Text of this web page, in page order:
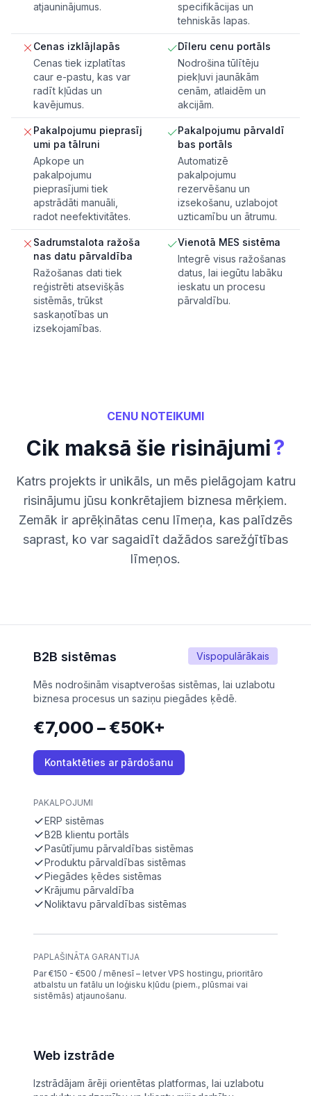
atjauninājumus.
specifikācijas un
tehniskās lapas.
Cenas izklājlapās
Cenas tiek izplatītas
caur e-pastu, kas var
radīt kļūdas un
kavējumus.
Dīleru cenu portāls
Nodrošina tūlītēju
piekļuvi jaunākām
cenām, atlaidēm un
akcijām.
Pakalpojumu pieprasīj
umi pa tālruni
Apkope un
pakalpojumu
pieprasījumi tiek
apstrādāti manuāli,
radot neefektivitātes.
Pakalpojumu pārvaldī
bas portāls
Automatizē
pakalpojumu
rezervēšanu un
izsekošanu, uzlabojot
uzticamību un ātrumu.
Sadrumstalota ražoša
nas datu pārvaldība
Ražošanas dati tiek
reģistrēti atsevišķās
sistēmās, trūkst
saskaņotības un
izsekojamības.
Vienotā MES sistēma
Integrē visus ražošanas
datus, lai iegūtu labāku
ieskatu un procesu
pārvaldību.
CENU NOTEIKUMI
Cik maksā šie risinājumi?
Katrs projekts ir unikāls, un mēs pielāgojam katru
risinājumu jūsu konkrētajiem biznesa mērķiem.
Zemāk ir aprēķinātas cenu līmeņa, kas palīdzēs
saprast, ko var sagaidīt dažādos sarežģītības
līmeņos.
Vispopulārākais
B2B sistēmas
Mēs nodrošinām visaptverošas sistēmas, lai uzlabotu
biznesa procesus un saziņu piegādes ķēdē.
€7,000 – €50K+
Kontaktēties ar pārdošanu
PAKALPOJUMI
ERP sistēmas
B2B klientu portāls
Pasūtījumu pārvaldības sistēmas
Produktu pārvaldības sistēmas
Piegādes ķēdes sistēmas
Krājumu pārvaldība
Noliktavu pārvaldības sistēmas
PAPLAŠINĀTA GARANTIJA
Par €150 - €500 / mēnesī – Ietver VPS hostingu, prioritāro
atbalstu un fatālu un loģisku kļūdu (piem., plūsmai vai
sistēmās) atjaunošanu.
Web izstrāde
Izstrādājam ārēji orientētas platformas, lai uzlabotu